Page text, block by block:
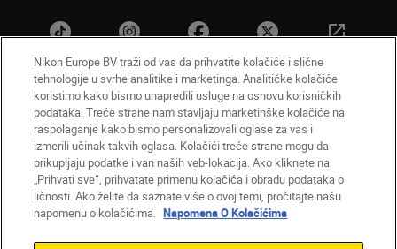
SR Nikon Sites
Kontaktirajte nas
Smernice o privatnosti
Uslovi korišćenja
Napomena o kolačićima
Podešavanja kolačića
© 2026 Nikon
Nikon Europe BV traži od vas da prihvatite kolačiće i slične
tehnologije u svrhe analitike i marketinga. Analitičke kolačiće
koristimo kako bismo unapredili usluge na osnovu korisničkih
podataka. Treće strane nam stavljaju marketinške kolačiće na
raspolaganje kako bismo personalizovali oglase za vas i
izmerili učinak takvih oglasa. Kolačići treće strane mogu da
prikupljaju podatke i van naših veb-lokacija. Ako kliknete na
„Prihvati sve“, prihvatate primenu kolačića i obradu podataka o
ličnosti. Ako želite da saznate više o ovoj temi, pročitajte našu
napomenu o kolačićima. Napomena O Kolačićima